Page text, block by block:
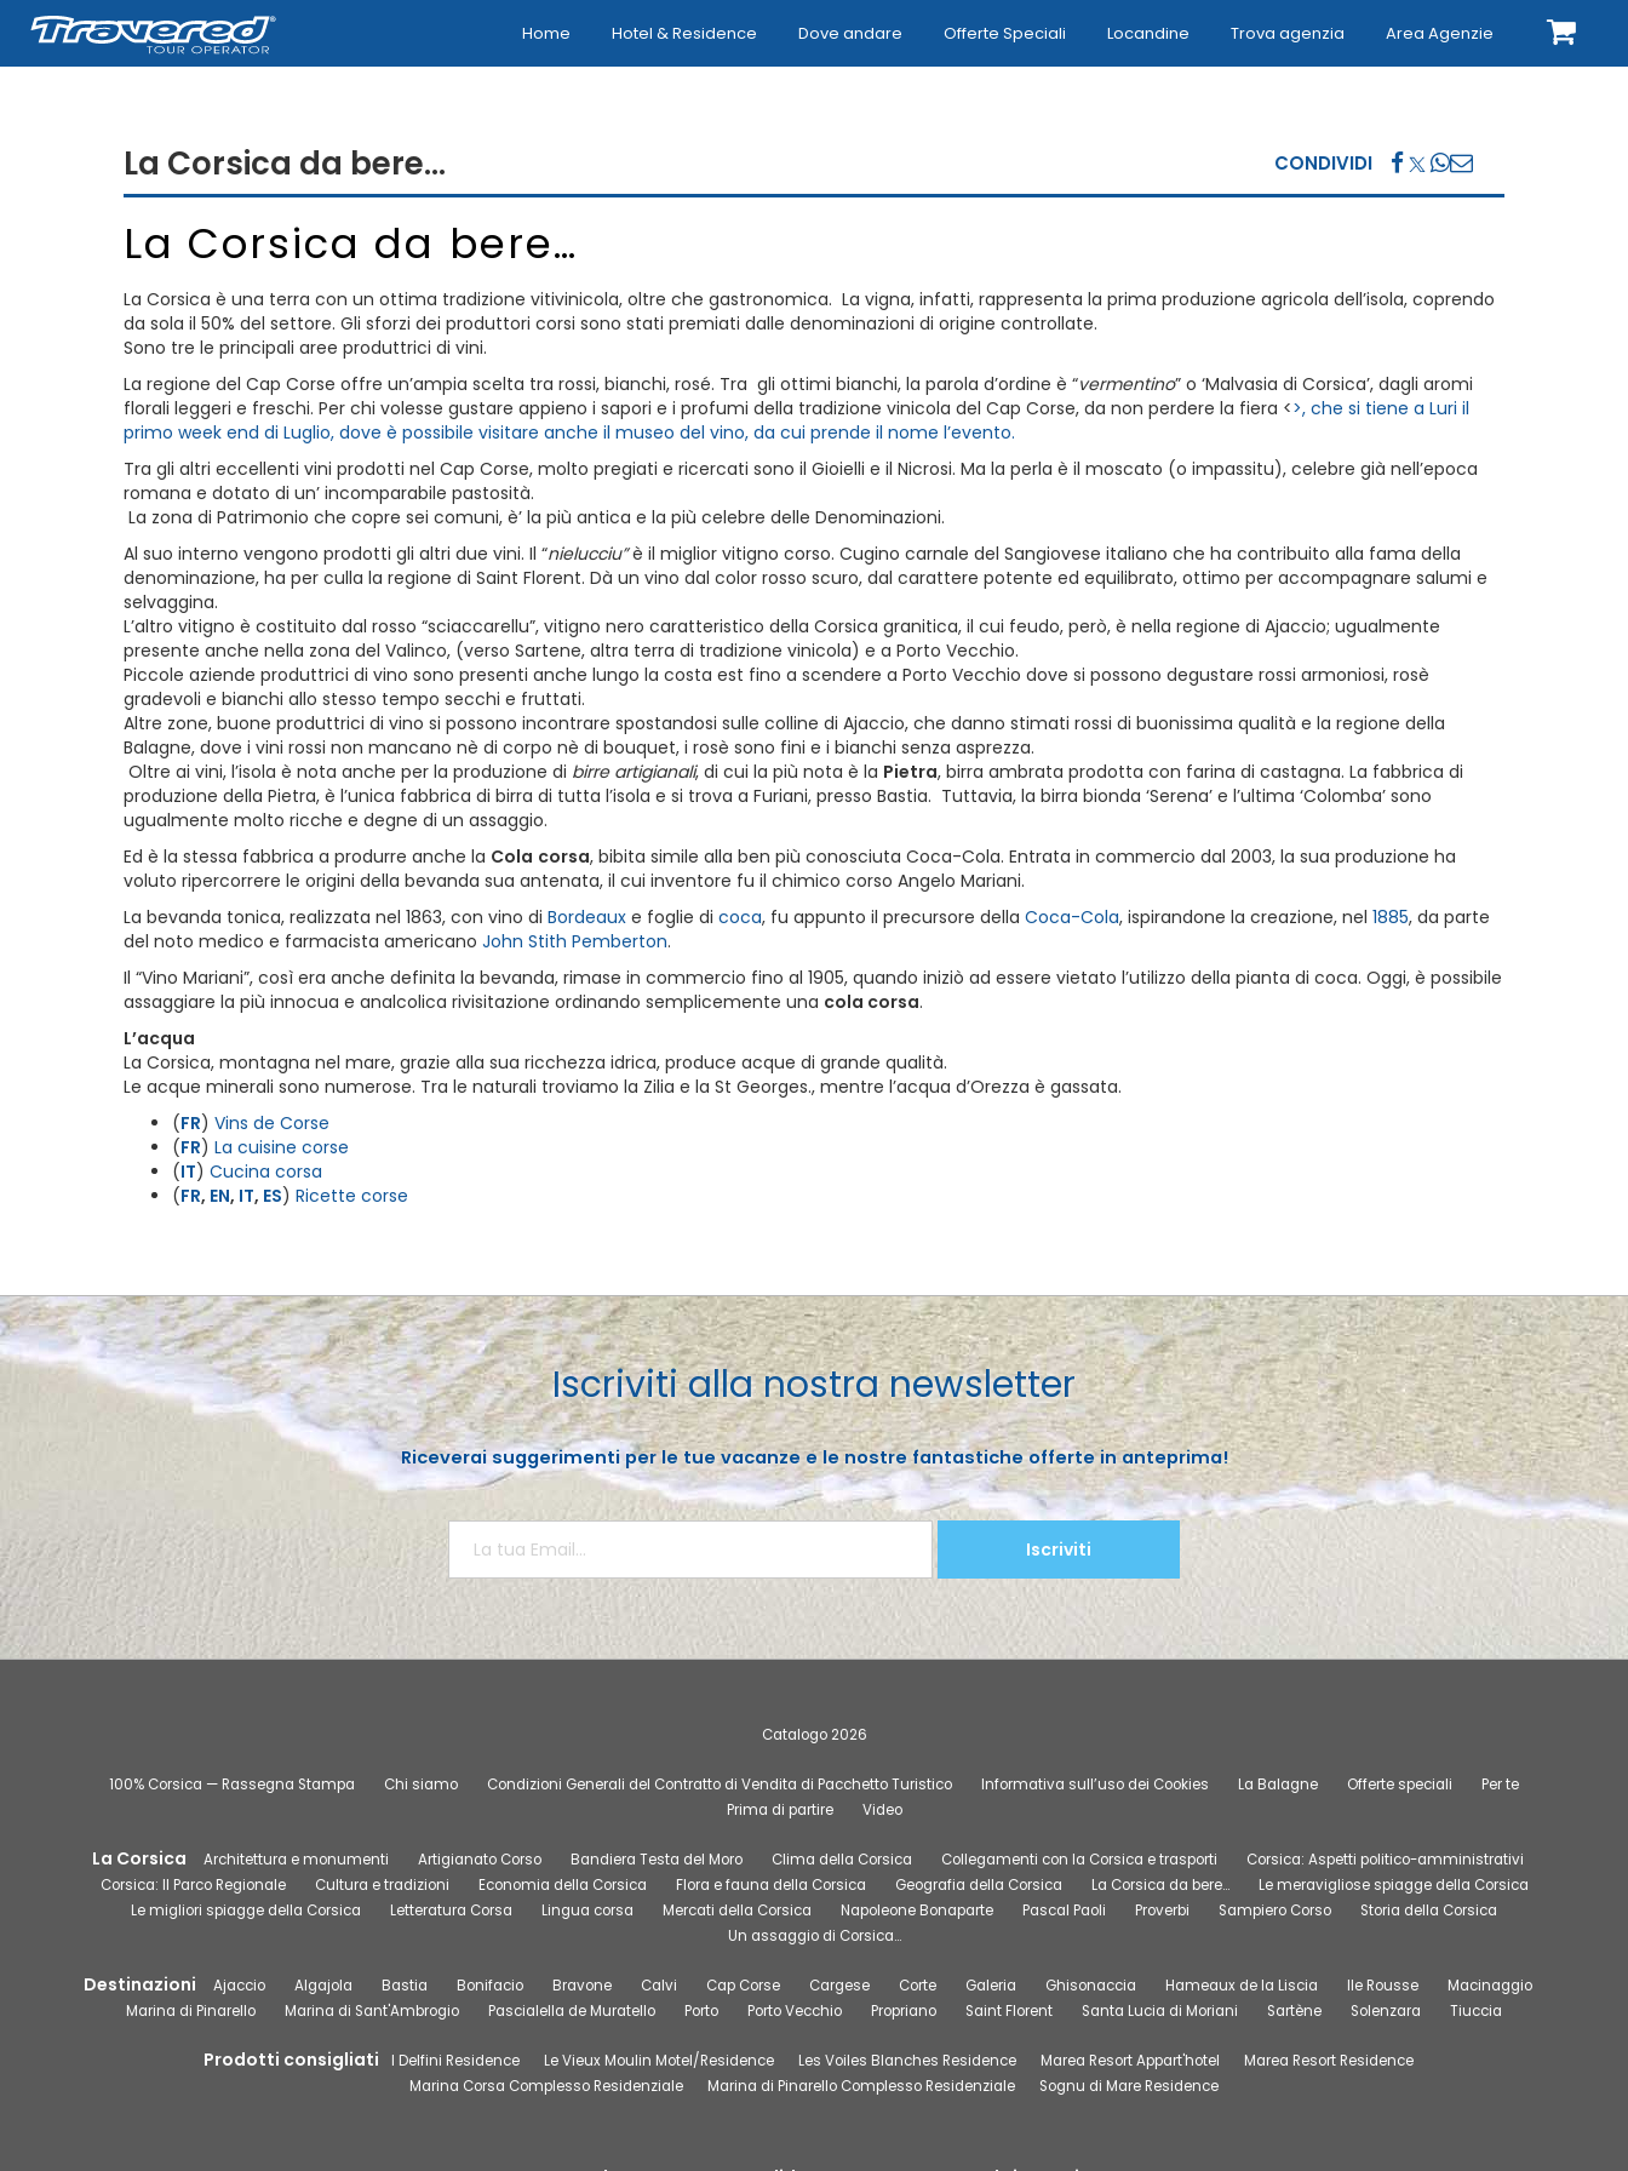
Home Hotel & Residence Dove andare Offerte Speciali Locandine Trova agenzia Area Agenzie
La Corsica da bere… CONDIVIDI
La Corsica da bere…
La Corsica è una terra con un ottima tradizione vitivinicola, oltre che gastronomica. La vigna, infatti, rappresenta la prima produzione agricola dell’isola, coprendo
da sola il 50% del settore. Gli sforzi dei produttori corsi sono stati premiati dalle denominazioni di origine controllate.
Sono tre le principali aree produttrici di vini.
La regione del Cap Corse offre un’ampia scelta tra rossi, bianchi, rosé. Tra gli ottimi bianchi, la parola d’ordine è “vermentino” o ‘Malvasia di Corsica’, dagli aromi
florali leggeri e freschi. Per chi volesse gustare appieno i sapori e i profumi della tradizione vinicola del Cap Corse, da non perdere la fiera <>, che si tiene a Luri il
primo week end di Luglio, dove è possibile visitare anche il museo del vino, da cui prende il nome l’evento.
Tra gli altri eccellenti vini prodotti nel Cap Corse, molto pregiati e ricercati sono il Gioielli e il Nicrosi. Ma la perla è il moscato (o impassitu), celebre già nell’epoca
romana e dotato di un’ incomparabile pastosità.
La zona di Patrimonio che copre sei comuni, è’ la più antica e la più celebre delle Denominazioni.
Al suo interno vengono prodotti gli altri due vini. Il “nielucciu”è il miglior vitigno corso. Cugino carnale del Sangiovese italiano che ha contribuito alla fama della
denominazione, ha per culla la regione di Saint Florent. Dà un vino dal color rosso scuro, dal carattere potente ed equilibrato, ottimo per accompagnare salumi e
selvaggina.
L’altro vitigno è costituito dal rosso “sciaccarellu”, vitigno nero caratteristico della Corsica granitica, il cui feudo, però, è nella regione di Ajaccio; ugualmente
presente anche nella zona del Valinco, (verso Sartene, altra terra di tradizione vinicola) e a Porto Vecchio.
Piccole aziende produttrici di vino sono presenti anche lungo la costa est fino a scendere a Porto Vecchio dove si possono degustare rossi armoniosi, rosè
gradevoli e bianchi allo stesso tempo secchi e fruttati.
Altre zone, buone produttrici di vino si possono incontrare spostandosi sulle colline di Ajaccio, che danno stimati rossi di buonissima qualità e la regione della
Balagne, dove i vini rossi non mancano nè di corpo nè di bouquet, i rosè sono fini e i bianchi senza asprezza.
Oltre ai vini, l’isola è nota anche per la produzione di birre artigianali, di cui la più nota è la Pietra, birra ambrata prodotta con farina di castagna. La fabbrica di
produzione della Pietra, è l’unica fabbrica di birra di tutta l’isola e si trova a Furiani, presso Bastia. Tuttavia, la birra bionda ‘Serena’ e l’ultima ‘Colomba’ sono
ugualmente molto ricche e degne di un assaggio.
Ed è la stessa fabbrica a produrre anche la Cola corsa, bibita simile alla ben più conosciuta Coca-Cola. Entrata in commercio dal 2003, la sua produzione ha
voluto ripercorrere le origini della bevanda sua antenata, il cui inventore fu il chimico corso Angelo Mariani.
La bevanda tonica, realizzata nel 1863, con vino di Bordeaux e foglie di coca, fu appunto il precursore della Coca-Cola, ispirandone la creazione, nel 1885, da parte
del noto medico e farmacista americano John Stith Pemberton.
Il “Vino Mariani”, così era anche definita la bevanda, rimase in commercio fino al 1905, quando iniziò ad essere vietato l’utilizzo della pianta di coca. Oggi, è possibile
assaggiare la più innocua e analcolica rivisitazione ordinando semplicemente una cola corsa.
L’acqua
La Corsica, montagna nel mare, grazie alla sua ricchezza idrica, produce acque di grande qualità.
Le acque minerali sono numerose. Tra le naturali troviamo la Zilia e la St Georges., mentre l’acqua d’Orezza è gassata.
(FR) Vins de Corse
(FR) La cuisine corse
(IT) Cucina corsa
(FR, EN, IT, ES) Ricette corse
Iscriviti alla nostra newsletter
Riceverai suggerimenti per le tue vacanze e le nostre fantastiche offerte in anteprima!
Iscriviti
Catalogo 2026
100% Corsica — Rassegna Stampa Chi siamo Condizioni Generali del Contratto di Vendita di Pacchetto Turistico Informativa sull’uso dei Cookies La Balagne Offerte speciali
Per te
Prima di partire
Video
La Corsica Architettura e monumenti Artigianato Corso Bandiera Testa del Moro Clima della Corsica Collegamenti con la Corsica e trasporti
Corsica: Aspetti politico-amministrativi
Corsica: Il Parco Regionale
Cultura e tradizioni Economia della Corsica Flora e fauna della Corsica Geografia della Corsica La Corsica da bere…
Le meravigliose spiagge della Corsica
Le migliori spiagge della Corsica
Letteratura Corsa Lingua corsa Mercati della Corsica Napoleone Bonaparte Pascal Paoli Proverbi Sampiero Corso
Storia della Corsica
Un assaggio di Corsica…
Destinazioni Ajaccio Algajola Bastia Bonifacio Bravone Calvi Cap Corse Cargese Corte Galeria Ghisonaccia Hameaux de la Liscia Ile Rousse
Macinaggio
Marina di Pinarello
Marina di Sant'Ambrogio Pascialella de Muratello Porto Porto Vecchio Propriano Saint Florent Santa Lucia di Moriani Sartène Solenzara Tiuccia
Prodotti consigliati I Delfini Residence Le Vieux Moulin Motel/Residence Les Voiles Blanches Residence Marea Resort Appart'hotel
Marea Resort Residence
Marina Corsa Complesso Residenziale
Marina di Pinarello Complesso Residenziale Sognu di Mare Residence